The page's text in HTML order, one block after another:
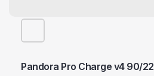
Pandora Pro Charge v4 90/22